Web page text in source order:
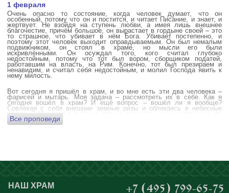
1 февраля
Очень опасно то состояние, когда человек думает, что он
особенный, потому что он и постится, и читает Писание, и знает, и
жертвует. Не взойдя на ступень любви, а имея лишь внешнее
благочестие, причём большое, он вырастает в гордыне своей – это
то страшное, что убивает в нём Бога. Убивает постепенно, и
поэтому этот человек выходит оправдываемым. Он был немалым
подвижником, он стоял в храме, но мысли его были
искривлёнными. Он осуждал того, кого считал глубоко
недостойным, потому что тот был вором, сборщиком податей,
работавшим на власть, на Рим. Конечно, тот был презираем и
ненавидим, и считал себя недостойным, и молил Господа явить к
нему милость.
Вот сегодня я пришёл в храм, и во мне есть эти два человека –
фарисей и мытарь. Моя задача – рассмотреть их в себе. Как я
сегодня вошёл в храм? И ещё вопрос – вошёл ли я вообще?
Совлекая с себя внешние земные ризы и облекаясь в небесные
одежды? Имеется в виду не только внешние, но и внутренние, то
есть помыслы.
сердца?
Бог открыл помыслы людей, стоящих в храме, и он ужаснулся
тому, что никто из них не молится – ни один человек, кроме одного
Все проповеди
НАШ ХРАМ +7 (495) 799-65-75